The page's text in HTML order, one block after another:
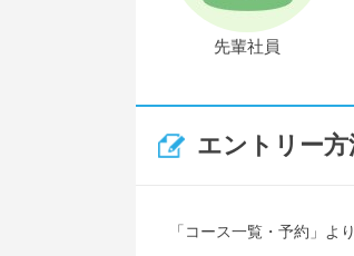
先輩社員
エントリー
「コース一覧・予約」よ